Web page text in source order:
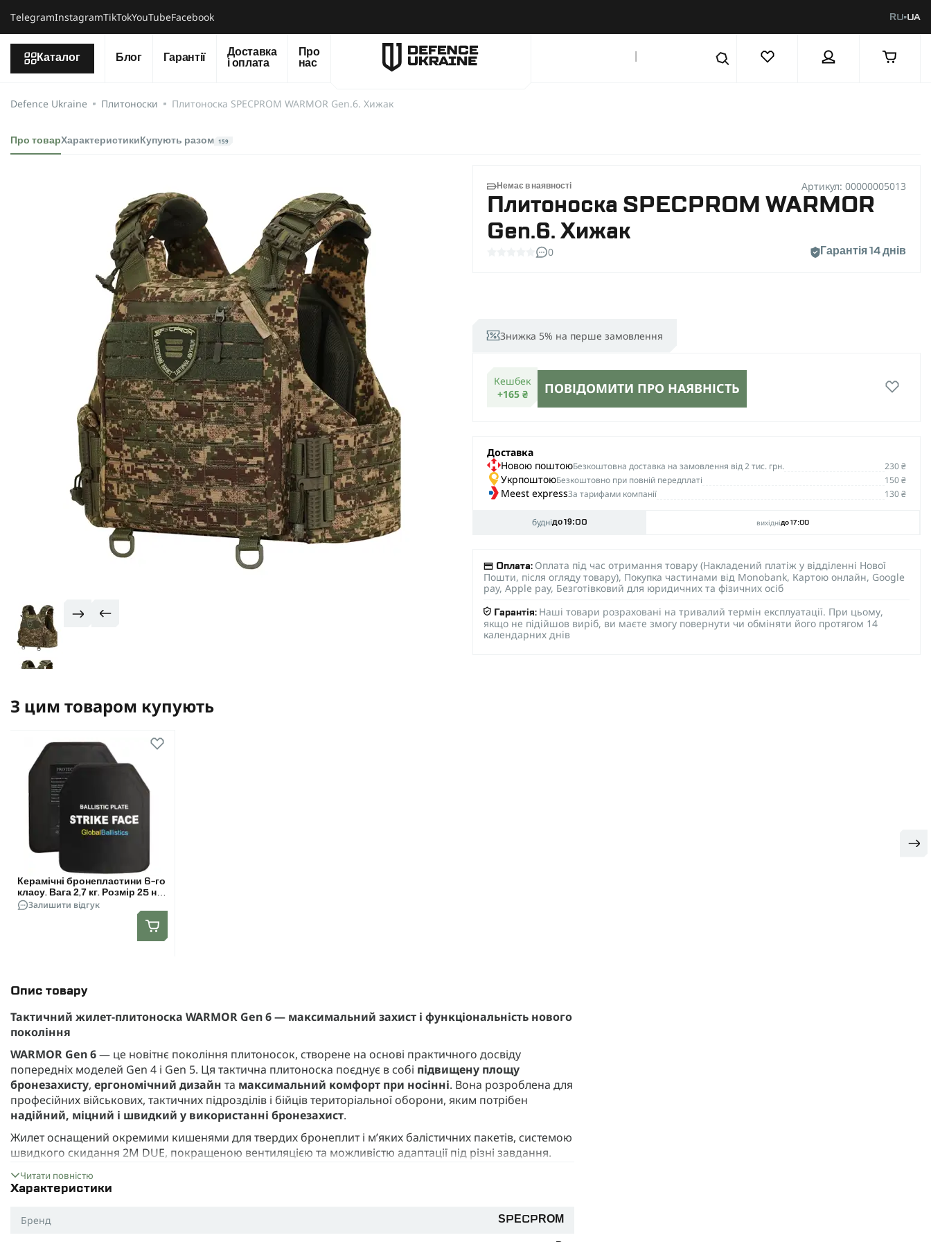
ТelegramInstagramTikTokYouTubeFacebook RU UA
Каталог Блог Гарантії
Доставка
і оплата
Про
нас
Defence Ukraine Плитоноски Плитоноска SPECPROM WARMOR Gen.6. Хижак
Про товарХарактеристики Купують разом 159
Немає в наявності Артикул: 00000005013
Плитоноска SPECPROM WARMOR
Gen.6. Хижак
0 Гарантія 14 днів
Знижка 5% на перше замовлення
Кешбек
+165 ₴
ПОВІДОМИТИ ПРО НАЯВНІСТЬ
Доставка
Новою поштоюБезкоштовна доставка на замовлення від 2 тис. грн. 230 ₴
УкрпоштоюБезкоштовно при повній передплаті 150 ₴
Meest expressЗа тарифами компанії 130 ₴
буднідо 19:00 вихідні до 17:00
Оплата: Оплата під час отримання товару (Накладений платіж у відділенні Нової
Пошти, після огляду товару), Покупка частинами від Monobank, Картою онлайн, Google
pay, Apple pay, Безготівковий для юридичних та фізичних осіб
Гарантія: Наші товари розраховані на тривалий термін експлуатації. При цьому,
якщо не підійшов виріб, ви маєте змогу повернути чи обміняти його протягом 14
календарних днів
Опис товару
Тактичний жилет-плитоноска WARMOR Gen 6 — максимальний захист і функціональність нового
покоління
WARMOR Gen 6— це новітнє покоління плитоносок, створене на основі практичного досвіду
попередніх моделей Gen 4 і Gen 5. Ця тактична плитоноска поєднує в собі підвищену площу
бронезахисту, ергономічний дизайн та максимальний комфорт при носінні. Вона розроблена для
професійних військових, тактичних підрозділів і бійців територіальної оборони, яким потрібен
надійний, міцний і швидкий у використанні бронезахист.
Жилет оснащений окремими кишенями для твердих бронеплит і м’яких балістичних пакетів, системою
швидкого скидання 2М DUE, покращеною вентиляцією та можливістю адаптації під різні завдання.
нічного бачення та стійкою до зносу, вологи і полум’я.
Матеріал:
Читати повністю
Характеристики
Бренд SPECPROM
З цим товаром купують
Керамічні бронепластини 6-го
класу. Вага 2,7 кг. Розмір 25 на
30 см. Комплект - 2 шт.
Залишити відгук